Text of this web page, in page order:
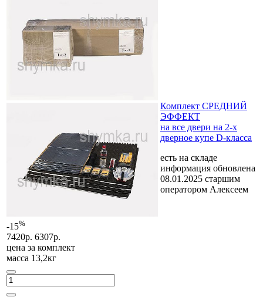
-15%
7420р. 6307р.
цена за комплект
масса 13,2кг
Комплект СРЕДНИЙ
ЭФФЕКТ
на все двери на 2-х
дверное купе D-класса
есть на складе
информация обновлена
08.01.2025 старшим
оператором Алексеем